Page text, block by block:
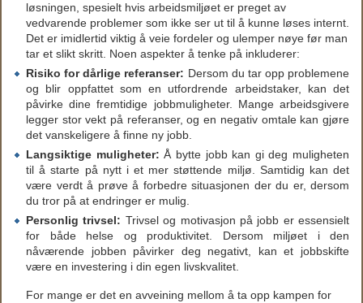
løsningen, spesielt hvis arbeidsmiljøet er preget av
vedvarende problemer som ikke ser ut til å kunne løses internt.
Det er imidlertid viktig å veie fordeler og ulemper nøye før man
tar et slikt skritt. Noen aspekter å tenke på inkluderer:
Risiko for dårlige referanser: Dersom du tar opp problemene
og blir oppfattet som en utfordrende arbeidstaker, kan det
påvirke dine fremtidige jobbmuligheter. Mange arbeidsgivere
legger stor vekt på referanser, og en negativ omtale kan gjøre
det vanskeligere å finne ny jobb.
Langsiktige muligheter: Å bytte jobb kan gi deg muligheten
til å starte på nytt i et mer støttende miljø. Samtidig kan det
være verdt å prøve å forbedre situasjonen der du er, dersom
du tror på at endringer er mulig.
Personlig trivsel: Trivsel og motivasjon på jobb er essensielt
for både helse og produktivitet. Dersom miljøet i den
nåværende jobben påvirker deg negativt, kan et jobbskifte
være en investering i din egen livskvalitet.
For mange er det en avveining mellom å ta opp kampen for